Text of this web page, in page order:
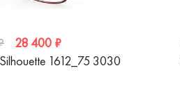
28 400 ₽
1612_75 3030